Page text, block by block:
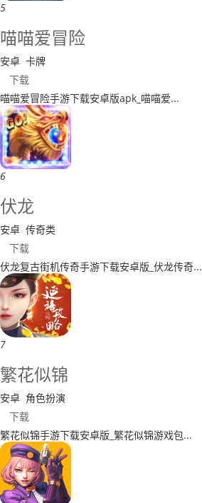
5
​喵喵爱冒险
安卓 卡牌
下载
​喵喵爱冒险手游下载安卓版apk_喵喵爱...
6
伏龙
安卓 传奇类
下载
伏龙复古街机传奇手游下载安卓版_伏龙传奇...
7
​繁花似锦
安卓 角色扮演
下载
​繁花似锦手游下载安卓版_繁花似锦游戏包...